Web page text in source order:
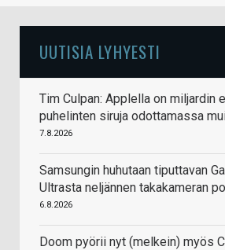
UUTISIA LYHYESTI
Tim Culpan: Applella on miljardin
puhelinten siruja odottamassa
7.8.2026
Samsungin huhutaan tiputtavan
Ultrasta neljännen takakameran
6.8.2026
Doom pyörii nyt (melkein) myös